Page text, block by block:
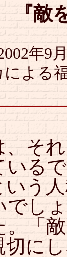
『敵
年9
による
、そ
いる
いう
でし
。「
切に